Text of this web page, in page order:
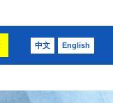
中文 English